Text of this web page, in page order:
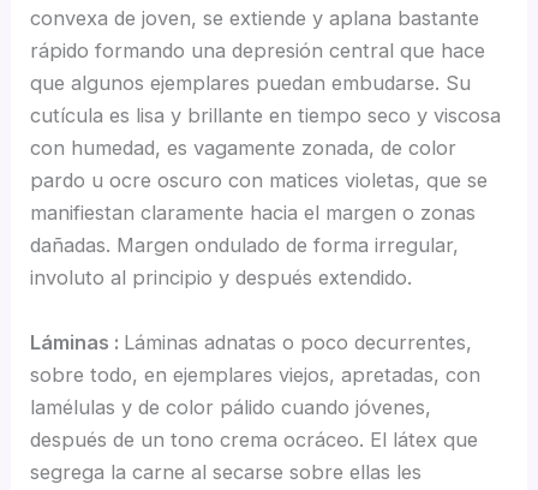
convexa de joven, se extiende y aplana bastante
rápido formando una depresión central que hace
que algunos ejemplares puedan embudarse. Su
cutícula es lisa y brillante en tiempo seco y viscosa
con humedad, es vagamente zonada, de color
pardo u ocre oscuro con matices violetas, que se
manifiestan claramente hacia el margen o zonas
dañadas. Margen ondulado de forma irregular,
involuto al principio y después extendido.
Láminas : Láminas adnatas o poco decurrentes,
sobre todo, en ejemplares viejos, apretadas, con
lamélulas y de color pálido cuando jóvenes,
después de un tono crema ocráceo. El látex que
segrega la carne al secarse sobre ellas les